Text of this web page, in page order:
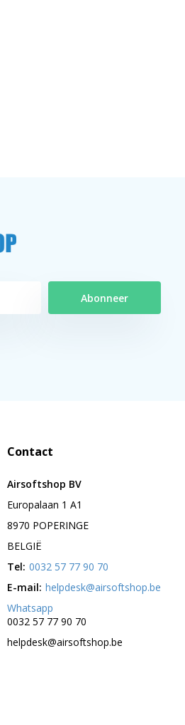
Abonneer
Contact
Airsoftshop BV
Europalaan 1 A1
8970 POPERINGE
BELGIË
Tel: 0032 57 77 90 70
E-mail: helpdesk@airsoftshop.be
Whatsapp
0032 57 77 90 70
helpdesk@airsoftshop.be